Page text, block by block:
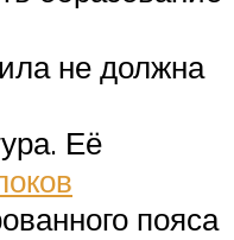
не должна
Её
пояса